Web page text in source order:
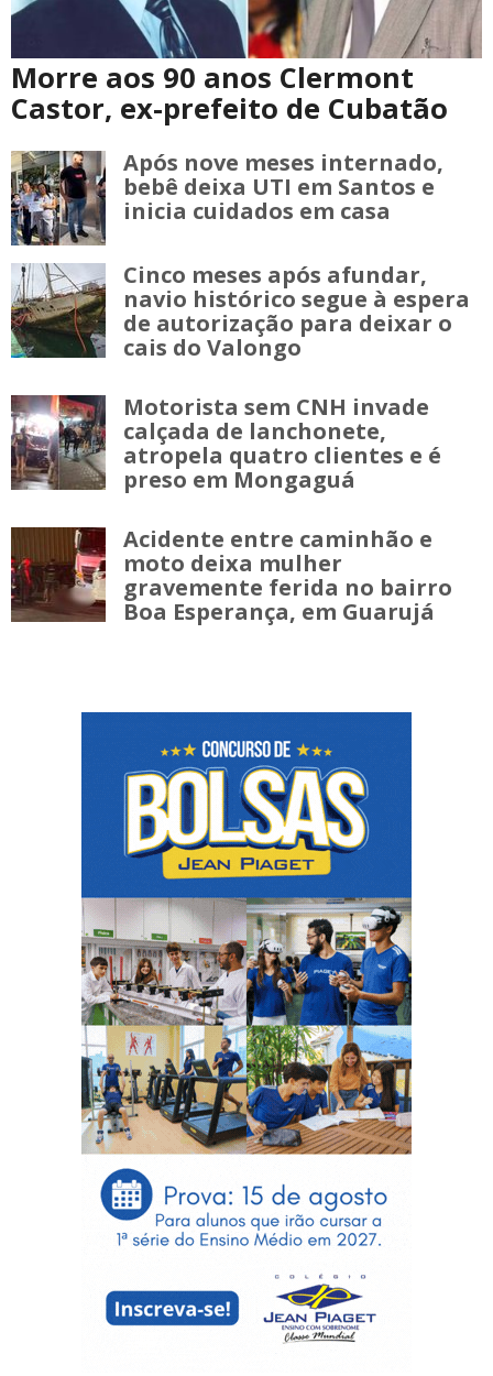
Morre aos 90 anos Clermont
Castor, ex-prefeito de Cubatão
Após nove meses internado,
bebê deixa UTI em Santos e
inicia cuidados em casa
Cinco meses após afundar,
navio histórico segue à espera
de autorização para deixar o
cais do Valongo
Motorista sem CNH invade
calçada de lanchonete,
atropela quatro clientes e é
preso em Mongaguá
Acidente entre caminhão e
moto deixa mulher
gravemente ferida no bairro
Boa Esperança, em Guarujá